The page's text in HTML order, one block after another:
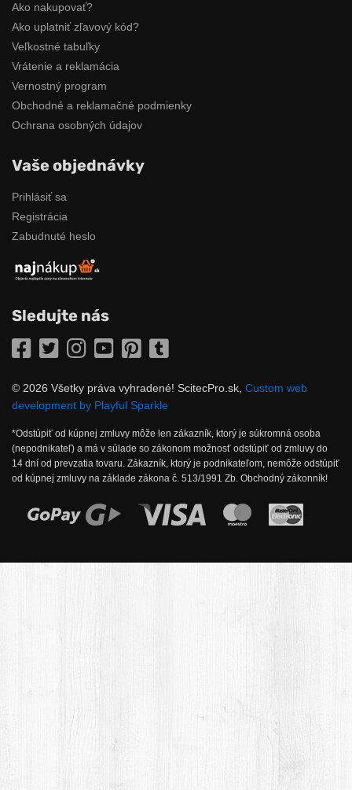
Ako nakupovať?
Ako uplatniť zľavový kód?
Veľkostné tabuľky
Vrátenie a reklamácia
Vernostný program
Obchodné a reklamačné podmienky
Ochrana osobných údajov
Vaše objednávky
Prihlásiť sa
Registrácia
Zabudnuté heslo
Sledujte nás
Facebook
TwitterInstagramYouTubePinterest
© 2026 Všetky práva vyhradené! ScitecPro.sk, Custom web
development by Playful Sparkle
*Odstúpiť od kúpnej zmluvy môže len zákazník, ktorý je súkromná osoba
(nepodnikateľ) a má v súlade so zákonom možnosť odstúpiť od zmluvy do
14 dní od prevzatia tovaru. Zákazník, ktorý je podnikateľom, nemôže odstúpiť
od kúpnej zmluvy na základe zákona č. 513/1991 Zb. Obchodný zákonník!
Možnosti online platby